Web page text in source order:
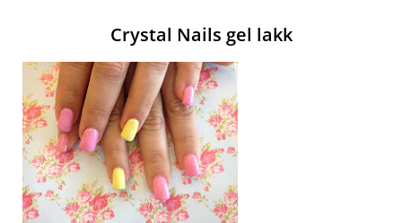
Crystal Nails gel lakk